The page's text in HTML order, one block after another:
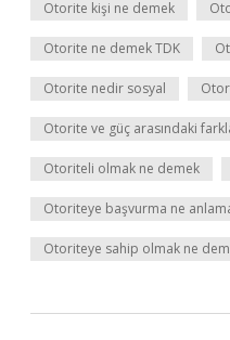
Otorite kişi ne demek
Otorite ne demek TDK
Otorite nedir sosyal
Otorite ve güç arasındaki
Otoriteli olmak ne demek
Otoriteye başvurma ne
Otoriteye sahip olmak ne